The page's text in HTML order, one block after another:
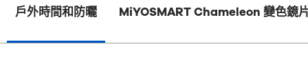
戶外時間和防曬 MiYOSMART Chameleon 變色鏡